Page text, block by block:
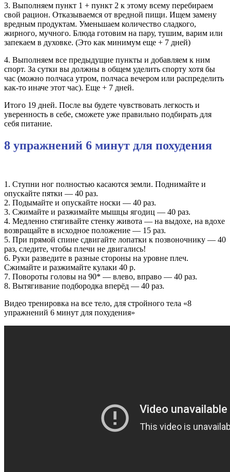
3. Выполняем пункт 1 + пункт 2 к этому всему перебираем
свой рацион. Отказываемся от вредной пищи. Ищем замену
вредным продуктам. Уменьшаем количество сладкого,
жирного, мучного. Блюда готовим на пару, тушим, варим или
запекаем в духовке. (Это как минимум еще + 7 дней)
4. Выполняем все предыдущие пункты и добавляем к ним
спорт. За сутки вы должны в общем уделить спорту хотя бы
час (можно полчаса утром, полчаса вечером или распределить
как-то иначе этот час). Еще + 7 дней.
Итого 19 дней. После вы будете чувствовать легкость и
уверенность в себе, сможете уже правильно подбирать для
себя питание.
8 упражнений 6 минут для похудения
1. Ступни ног полностью касаются земли. Поднимайте и
опускайте пятки — 40 раз.
2. Подымайте и опускайте носки — 40 раз.
3. Сжимайте и разжимайте мышцы ягодиц — 40 раз.
4. Медленно стягивайте стенку живота — на выдохе, на вдохе
возвращайте в исходное положение — 15 раз.
5. При прямой спине сдвигайте лопатки к позвоночнику — 40
раз, следите, чтобы плечи не двигались!
6. Руки разведите в разные стороны на уровне плеч.
Сжимайте и разжимайте кулаки 40 р.
7. Повороты головы на 90* — влево, вправо — 40 раз.
8. Вытягивание подбородка вперёд — 40 раз.
Видео тренировка на все тело, для стройного тела «8
упражнений 6 минут для похудения»